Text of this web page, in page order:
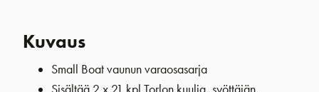
Kuvaus
Small Boat vaunun varaosasarja